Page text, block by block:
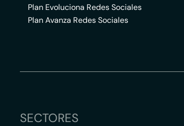
Plan Evoluciona Redes Sociales
Plan Avanza Redes Sociales
SECTORES